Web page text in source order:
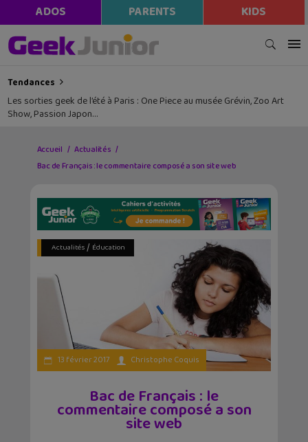
ADOS PARENTS KIDS
Tendances
Les sorties geek de l’été à Paris : One Piece au musée Grévin, Zoo Art
Show, Passion Japon…
Accueil
Actualités
Bac de Français : le commentaire composé a son site web
Actualités/ Éducation
13 février 2017 Christophe Coquis
Bac de Français : le
commentaire composé a son
site web